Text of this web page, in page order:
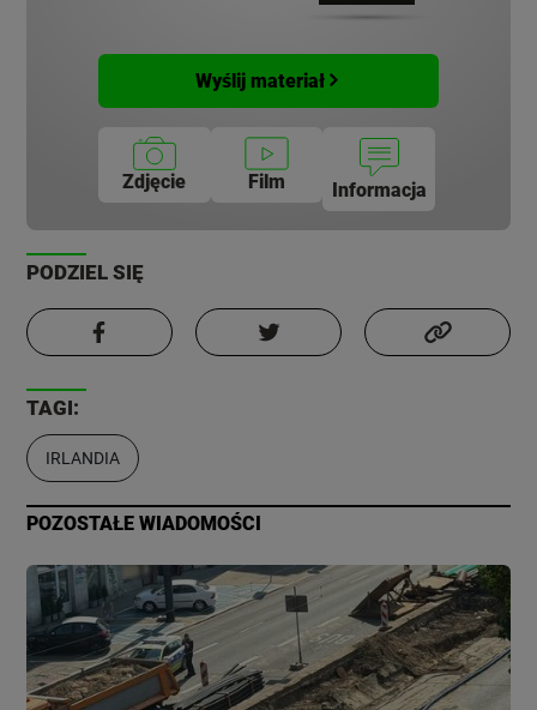
Wyślij materiał
Zdjęcie Film Informacja
PODZIEL SIĘ
TAGI:
IRLANDIA
POZOSTAŁE WIADOMOŚCI